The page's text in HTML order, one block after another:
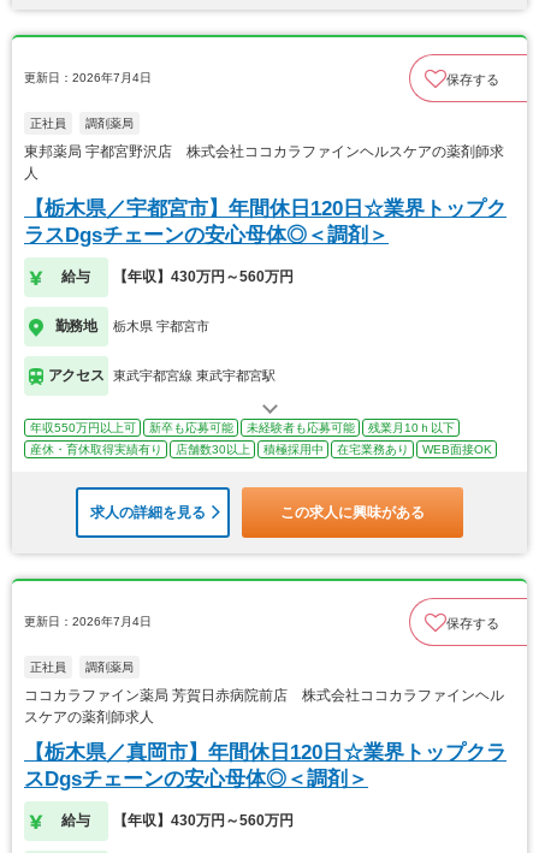
更新日：2026年7月4日 保存する
正社員 調剤薬局
東邦薬局 宇都宮野沢店 株式会社ココカラファインヘルスケアの薬剤師求
人
【栃木県／宇都宮市】年間休日120日☆業界トップク
ラスDgsチェーンの安心母体◎＜調剤＞
給与 【年収】430万円～560万円
勤務地 栃木県 宇都宮市
アクセス 東武宇都宮線 東武宇都宮駅
年収550万円以上可 新卒も応募可能 未経験者も応募可能
残業月10ｈ以下
産休・育休取得実績有り
店舗数30以上 積極採用中 在宅業務あり WEB面接OK
求人の詳細を見る この求人に興味がある
更新日：2026年7月4日 保存する
正社員 調剤薬局
ココカラファイン薬局 芳賀日赤病院前店 株式会社ココカラファインヘル
スケアの薬剤師求人
【栃木県／真岡市】年間休日120日☆業界トップクラ
スDgsチェーンの安心母体◎＜調剤＞
給与 【年収】430万円～560万円